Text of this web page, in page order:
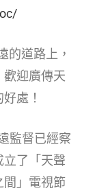
的道路上，
歡迎廣傳天
處！
監督已經察
立了「天聲
間」電視節